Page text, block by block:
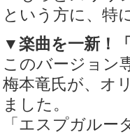
という方に、特
▼楽曲を一新！
このバージョン
梅本竜氏が、オ
ました。
「エスプガル